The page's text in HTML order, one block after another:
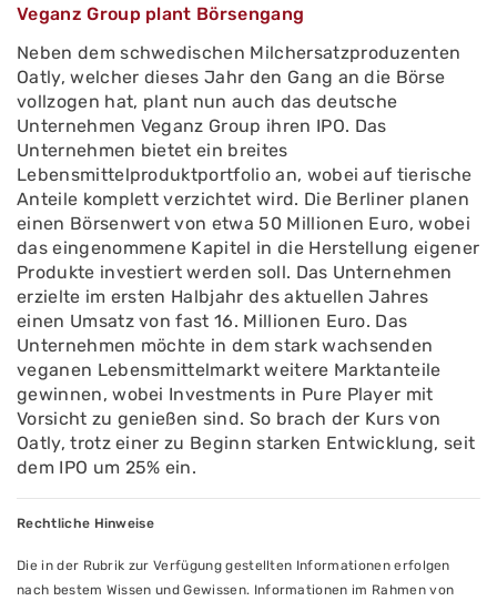
Veganz Group plant Börsengang
Neben dem schwedischen Milchersatzproduzenten
Oatly, welcher dieses Jahr den Gang an die Börse
vollzogen hat, plant nun auch das deutsche
Unternehmen Veganz Group ihren IPO. Das
Unternehmen bietet ein breites
Lebensmittelproduktportfolio an, wobei auf tierische
Anteile komplett verzichtet wird. Die Berliner planen
einen Börsenwert von etwa 50 Millionen Euro, wobei
das eingenommene Kapitel in die Herstellung eigener
Produkte investiert werden soll. Das Unternehmen
erzielte im ersten Halbjahr des aktuellen Jahres
einen Umsatz von fast 16. Millionen Euro. Das
Unternehmen möchte in dem stark wachsenden
veganen Lebensmittelmarkt weitere Marktanteile
gewinnen, wobei Investments in Pure Player mit
Vorsicht zu genießen sind. So brach der Kurs von
Oatly, trotz einer zu Beginn starken Entwicklung, seit
dem IPO um 25% ein.
Rechtliche Hinweise
Die in der Rubrik zur Verfügung gestellten Informationen erfolgen
nach bestem Wissen und Gewissen. Informationen im Rahmen von